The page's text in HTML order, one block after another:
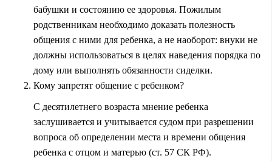
бабушки и состоянию ее здоровья. Пожилым
родственникам необходимо доказать полезность
общения с ними для ребенка, а не наоборот: внуки не
должны использоваться в целях наведения порядка по
дому или выполнять обязанности сиделки.
Кому запретят общение с ребенком?
С десятилетнего возраста мнение ребенка
заслушивается и учитывается судом при разрешении
вопроса об определении места и времени общения
ребенка с отцом и матерью (ст. 57 СК РФ).